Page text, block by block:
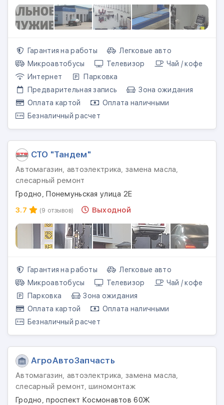
Гарантия на работы
Легковые авто
Микроавтобусы
Телевизор
Чай / кофе
Интернет
Парковка
Предварительная запись
Зона ожидания
Оплата картой
Оплата наличными
Безналичный расчет
СТО "Тандем"
Автомагазин, автоэлектрика, замена масла,
слесарный ремонт
Гродно, Понемуньская улица 2Е
3.7
(9 отзывов) Выходной
Гарантия на работы
Легковые авто
Микроавтобусы
Телевизор
Чай / кофе
Парковка
Зона ожидания
Оплата картой
Оплата наличными
Безналичный расчет
АгроАвтоЗапчасть
Автомагазин, автоэлектрика, замена масла,
слесарный ремонт, шиномонтаж
Гродно, проспект Космонавтов 60Ж